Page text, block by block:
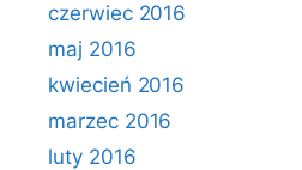
czerwiec 2016
maj 2016
kwiecień 2016
marzec 2016
luty 2016